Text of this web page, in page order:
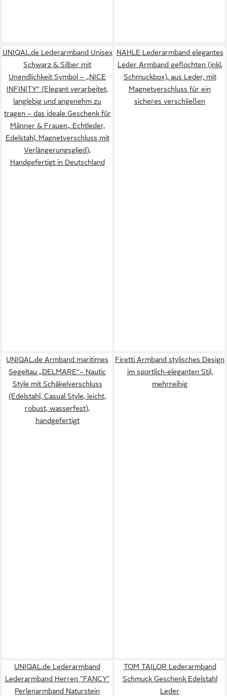
UNIQAL.de Lederarmband Unisex
Schwarz & Silber mit
Unendlichkeit Symbol – „NICE
INFINITY“ (Elegant verarbeitet,
langlebig und angenehm zu
tragen – das ideale Geschenk für
Männer & Frauen., Echtleder,
Edelstahl, Magnetverschluss mit
Verlängerungsglied),
Handgefertigt in Deutschland
NAHLE Lederarmband elegantes
Leder Armband geflochten (inkl.
Schmuckbox), aus Leder, mit
Magnetverschluss für ein
sicheres verschließen
UNIQAL.de Armband maritimes
Segeltau „DELMARE“– Nautic
Style mit Schäkelverschluss
(Edelstahl, Casual Style, leicht,
robust, wasserfest),
handgefertigt
Firetti Armband stylisches Design
im sportlich-eleganten Stil,
mehrreihig
UNIQAL.de Lederarmband
Lederarmband Herren "FANCY"
Perlenarmband Naturstein
TOM TAILOR Lederarmband
Schmuck Geschenk Edelstahl
Leder